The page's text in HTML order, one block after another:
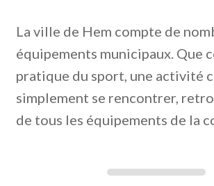
La ville de Hem compte de
équipements municipaux. Que
pratique du sport, une activité
simplement se rencontrer,
de tous les équipements de la